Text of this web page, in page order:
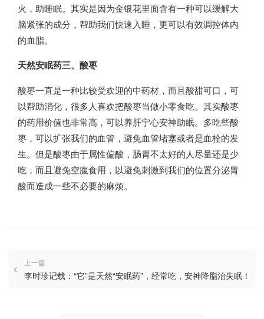
火，助睡眠。其实是因为金银花里面含有一种可以缓解大
脑紧张的成分，帮助我们快速入睡，更可以有效调控体内
的血脂。
天然安眠药三、酸枣
酸枣一直是一种比较受欢迎的中药材，而且酸甜可口，可
以帮助消化，很多人喜欢把酸枣当做小零食吃。其实酸枣
的药用价值也非常高，可以养肝宁心安神助眠。多吃些酸
枣，可以扩张我们的血管，避免血管堵塞或者是血栓的发
生。但是酸枣由于属性偏酸，肠胃不太好的人尽量还是少
吃，而且避免空腹食用，以避免刺激到我们的位置分泌胃
酸而造成一些不必要的麻烦。
上一篇
李时珍记载：“它”是天然“安眠药”，经常吃，安神降脂治失眠！